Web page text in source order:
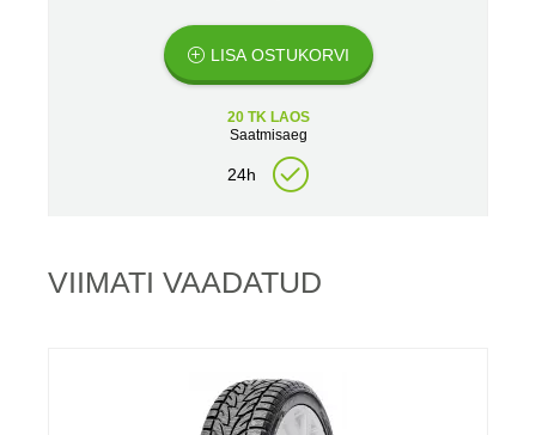
LISA OSTUKORVI
20 TK LAOS
Saatmisaeg
24h
VIIMATI VAADATUD